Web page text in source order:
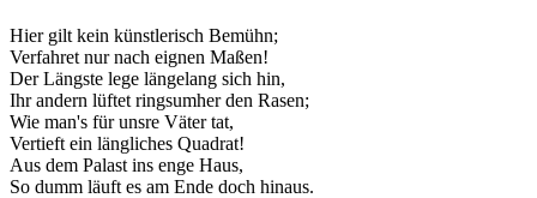
Hier gilt kein künstlerisch Bemühn;
Verfahret nur nach eignen Maßen!
Der Längste lege längelang sich hin,
Ihr andern lüftet ringsumher den Rasen;
Wie man's für unsre Väter tat,
Vertieft ein längliches Quadrat!
Aus dem Palast ins enge Haus,
So dumm läuft es am Ende doch hinaus.